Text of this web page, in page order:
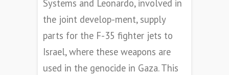
Systems and Leonardo, involved in
the joint develop-ment, supply
parts for the F-35 fighter jets to
Israel, where these weapons are
used in the genocide in Gaza. This